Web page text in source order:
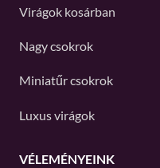
Virágok kosárban
Nagy csokrok
Miniatűr csokrok
Luxus virágok
VÉLEMÉNYEINK